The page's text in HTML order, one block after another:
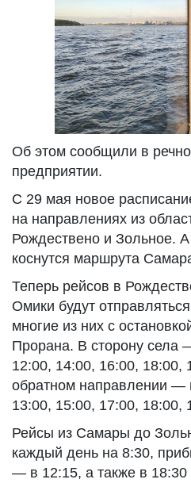
Об этом сообщили в
предприятии.
С 29 мая новое
на направлениях из
Рождествено и Зольное.
коснутся маршрута
Теперь рейсов в
Омики будут
многие из них с
Прорана. В сторону села
12:00, 14:00, 16:00, 18:00,
обратном направлении —
13:00, 15:00, 17:00, 18:00,
Рейсы из Самары до
каждый день на 8:30,
— в 12:15, а также в